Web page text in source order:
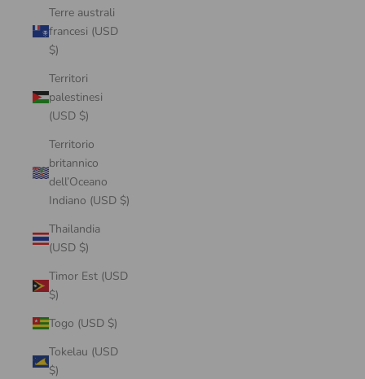
Terre australi
francesi (USD
$)
Territori
palestinesi
(USD $)
Territorio
britannico
dell’Oceano
Indiano (USD $)
Thailandia
(USD $)
Timor Est (USD
$)
Togo (USD $)
Tokelau (USD
$)